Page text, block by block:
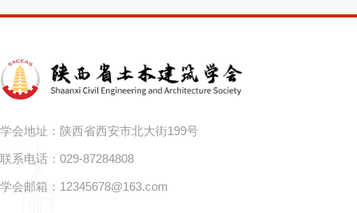
学会地址：陕西省西安市北大街199号
联系电话：029-87284808
学会邮箱： 12345678@163.com